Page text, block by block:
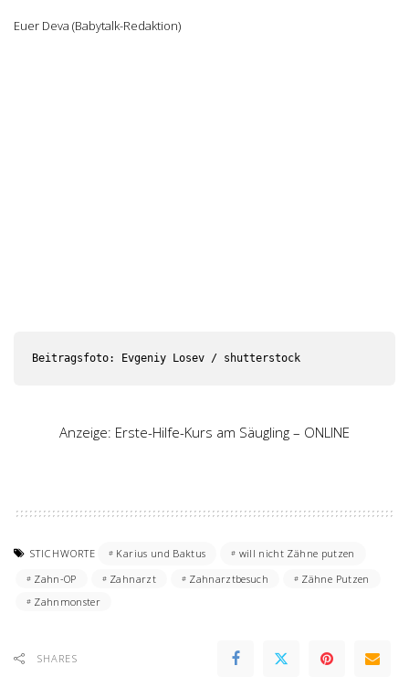
Euer Deva (Babytalk-Redaktion)
Beitragsfoto: Evgeniy Losev / shutterstock
Anzeige: Erste-Hilfe-Kurs am Säugling – ONLINE
STICHWORTE Karius und Baktus
will nicht Zähne putzen
Zahn-OP
Zahnarzt Zahnarztbesuch
Zähne Putzen
Zahnmonster
SHARES